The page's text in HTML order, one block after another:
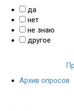
да
нет
не знаю
другое
Архив опросов